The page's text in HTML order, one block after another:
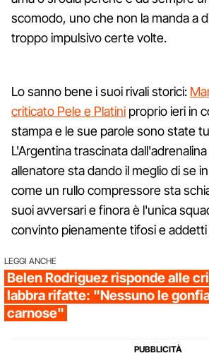
scomodo, uno che non la manda a
troppo impulsivo certe volte.
Lo sanno bene i suoi rivali storici:
criticato Pele e Platini proprio ieri in
stampa e le sue parole sono state
L'Argentina trascinata
allenatore sta dando il meglio di se
come un rullo compressore sta
suoi avversari e finora è l'unica
convinto pienamente tifosi e addetti
LEGGI ANCHE
Belen Rodriguez risponde alle
labbra rifatte: "Nessuno le
carnose"